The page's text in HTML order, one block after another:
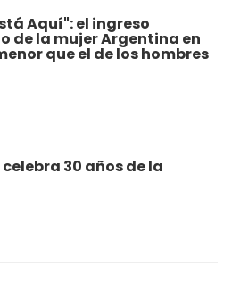
Aquí": el ingreso
de la mujer Argentina en
que el de los hombres
30 años de la